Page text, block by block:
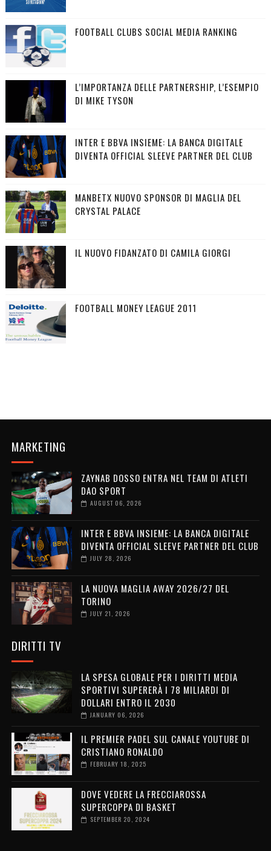
FOOTBALL CLUBS SOCIAL MEDIA RANKING
L’IMPORTANZA DELLE PARTNERSHIP, L’ESEMPIO
DI MIKE TYSON
INTER E BBVA INSIEME: LA BANCA DIGITALE
DIVENTA OFFICIAL SLEEVE PARTNER DEL CLUB
MANBETX NUOVO SPONSOR DI MAGLIA DEL
CRYSTAL PALACE
IL NUOVO FIDANZATO DI CAMILA GIORGI
FOOTBALL MONEY LEAGUE 2011
MARKETING
ZAYNAB DOSSO ENTRA NEL TEAM DI ATLETI
DAO SPORT
AUGUST 06, 2026
INTER E BBVA INSIEME: LA BANCA DIGITALE
DIVENTA OFFICIAL SLEEVE PARTNER DEL CLUB
JULY 28, 2026
LA NUOVA MAGLIA AWAY 2026/27 DEL
TORINO
JULY 21, 2026
DIRITTI TV
LA SPESA GLOBALE PER I DIRITTI MEDIA
SPORTIVI SUPERERÀ I 78 MILIARDI DI
DOLLARI ENTRO IL 2030
JANUARY 06, 2026
IL PREMIER PADEL SUL CANALE YOUTUBE DI
CRISTIANO RONALDO
FEBRUARY 18, 2025
DOVE VEDERE LA FRECCIAROSSA
SUPERCOPPA DI BASKET
SEPTEMBER 20, 2024